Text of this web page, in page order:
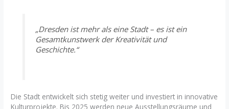
„Dresden ist mehr als eine Stadt – es ist ein
Gesamtkunstwerk der Kreativität und
Geschichte.“
Die Stadt entwickelt sich stetig weiter und investiert in innovative
Kulturprojekte. Bis 2025 werden neue Ausstellungsräume und